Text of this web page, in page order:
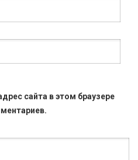
сайта в этом браузере